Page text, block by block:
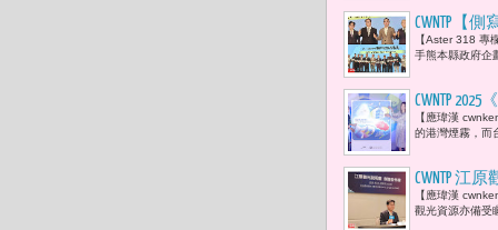
CWNTP【
方創生經
【Aster 318 專
手熊本縣政府企
CWNTP
年夜的世
【應瑋漢
的港灣煙霧，而
CWNTP 江
灣旅客專
【應瑋漢
觀光資源亦備受